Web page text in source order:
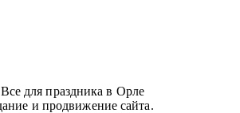
для праздника в Орле
и продвижение сайта.